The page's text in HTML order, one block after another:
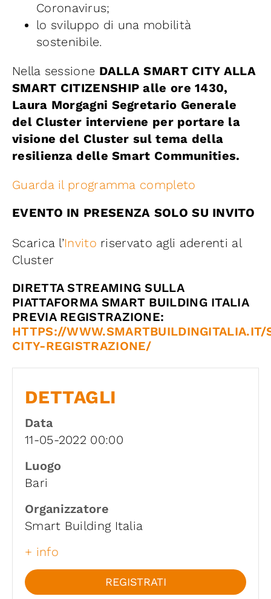
Coronavirus;
lo sviluppo di una mobilità
sostenibile.
Nella sessione DALLA SMART CITY ALLA
SMART CITIZENSHIP alle ore 1430,
Laura Morgagni Segretario Generale
del Cluster interviene per portare la
visione del Cluster sul tema della
resilienza delle Smart Communities.
Guarda il programma completo
EVENTO IN PRESENZA SOLO SU INVITO
Scarica l’Invito riservato agli aderenti al
Cluster
DIRETTA STREAMING SULLA
PIATTAFORMA SMART BUILDING ITALIA
PREVIA REGISTRAZIONE:
HTTPS://WWW.SMARTBUILDINGITALIA.IT/
CITY-REGISTRAZIONE/
DETTAGLI
Data
11-05-2022 00:00
Luogo
Bari
Organizzatore
Smart Building Italia
+ info
REGISTRATI